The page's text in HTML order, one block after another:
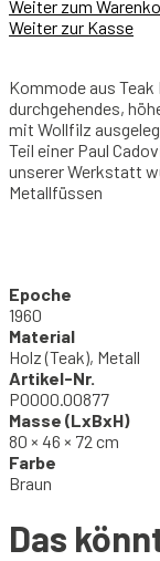
Weiter zum
Weiter zur Kasse
Kommode aus
durchgehendes,
mit Wollfilz
Teil einer Paul
unserer Werkstatt
Metallfüssen
Epoche
1960
Material
Holz (Teak), Metall
Artikel-Nr.
P0000.00877
Masse (LxBxH)
80 × 46 × 72 cm
Farbe
Braun
Das